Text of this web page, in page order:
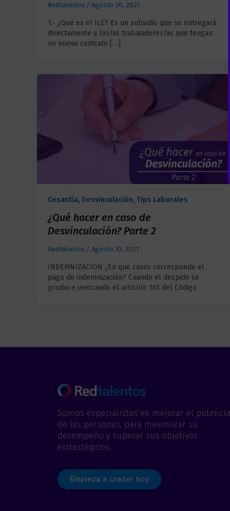
Redtalentos / Agosto 30, 2021
1.- ¿Qué es el ILE? Es un subsidio que se entregará
directamente a los/as trabajadores/as que tengan
un nuevo contrato […]
Cesantía, Desvinculación, Tips Laborales
¿Qué hacer en caso de
Desvinculación? Parte 2
Redtalentos / Agosto 10, 2021
INDEMNIZACION ¿En qué casos corresponde el
pago de indemnización? Cuando el despido se
produce invocando el artículo 161 del Código
Somos especialistas en mejorar el
de las personas, para maximizar su
desempeño y superar sus objetivos
estrastégicos.
Empieza a crecer hoy